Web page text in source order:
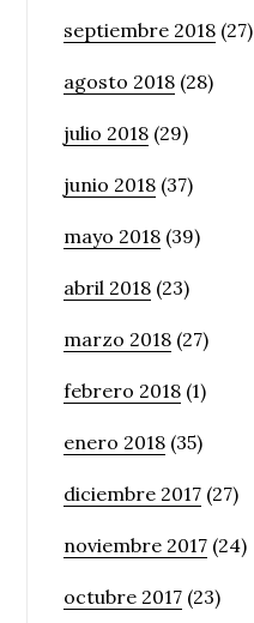
septiembre 2018 (27)
agosto 2018 (28)
julio 2018 (29)
junio 2018 (37)
mayo 2018 (39)
abril 2018 (23)
marzo 2018 (27)
febrero 2018 (1)
enero 2018 (35)
diciembre 2017 (27)
noviembre 2017 (24)
octubre 2017 (23)